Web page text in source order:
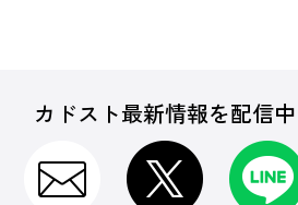
カドスト最新情報を配信中